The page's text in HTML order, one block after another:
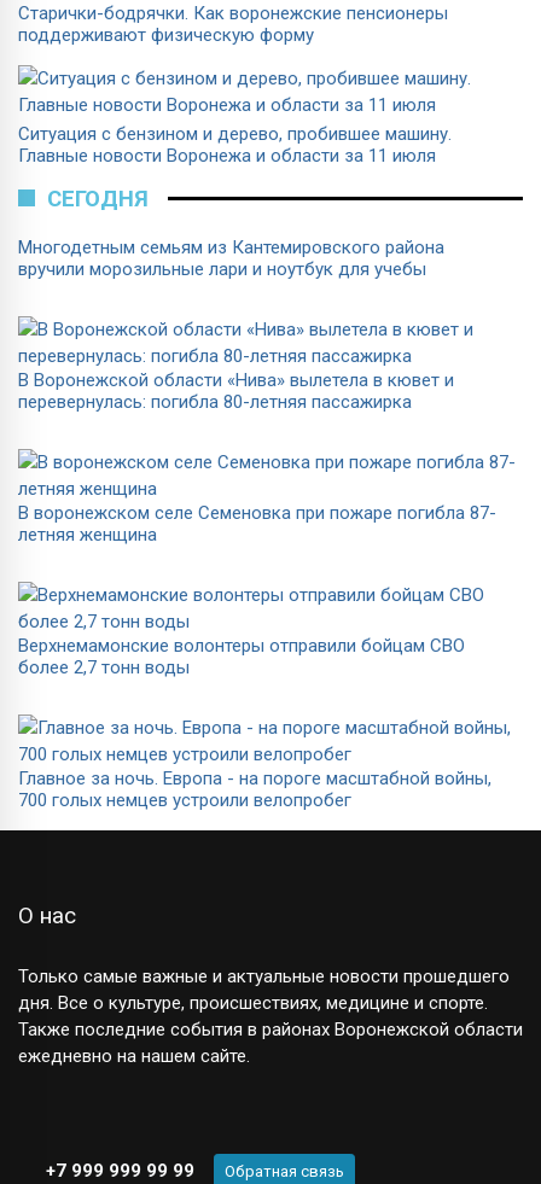
Старички-бодрячки. Как воронежские пенсионеры
поддерживают физическую форму
Ситуация с бензином и дерево, пробившее машину.
Главные новости Воронежа и области за 11 июля
СЕГОДНЯ
Многодетным семьям из Кантемировского района
вручили морозильные лари и ноутбук для учебы
В Воронежской области «Нива» вылетела в кювет и
перевернулась: погибла 80-летняя пассажирка
В воронежском селе Семеновка при пожаре погибла 87-
летняя женщина
Верхнемамонские волонтеры отправили бойцам СВО
более 2,7 тонн воды
Главное за ночь. Европа - на пороге масштабной войны,
700 голых немцев устроили велопробег
О нас
Только самые важные и актуальные новости прошедшего
дня. Все о культуре, происшествиях, медицине и спорте.
Также последние события в районах Воронежской области
ежедневно на нашем сайте.
+7 999 999 99 99 Обратная связь